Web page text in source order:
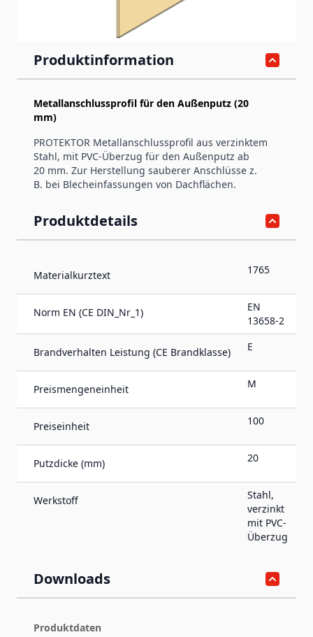
Produktinformation
Metallanschlussprofil für den Außenputz (20
mm)
PROTEKTOR Metallanschlussprofil aus verzinktem
Stahl, mit PVC-Überzug für den Außenputz ab
20 mm. Zur Herstellung sauberer Anschlüsse z.
B. bei Blecheinfassungen von Dachflächen.
Produktdetails
Materialkurztext 1765
Norm EN (CE DIN_Nr_1)
EN
13658-2
Brandverhalten Leistung (CE Brandklasse) E
Preismengeneinheit M
Preiseinheit 100
Putzdicke (mm) 20
Werkstoff
Stahl,
verzinkt
mit PVC-
Überzug
Downloads
Produktdaten